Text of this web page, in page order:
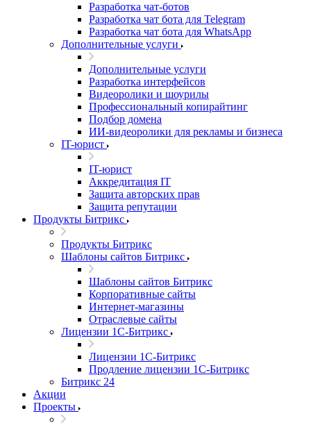
Разработка чат-ботов
Разработка чат бота для Telegram
Разработка чат бота для WhatsApp
Дополнительные услуги
Дополнительные услуги
Разработка интерфейсов
Видеоролики и шоурилы
Профессиональный копирайтинг
Подбор домена
ИИ-видеоролики для рекламы и бизнеса
IT-юрист
IT-юрист
Аккредитация IT
Защита авторских прав
Защита репутации
Продукты Битрикс
Продукты Битрикс
Шаблоны сайтов Битрикс
Шаблоны сайтов Битрикс
Корпоративные сайты
Интернет-магазины
Отраслевые сайты
Лицензии 1С-Битрикс
Лицензии 1С-Битрикс
Продление лицензии 1С-Битрикс
Битрикс 24
Акции
Проекты